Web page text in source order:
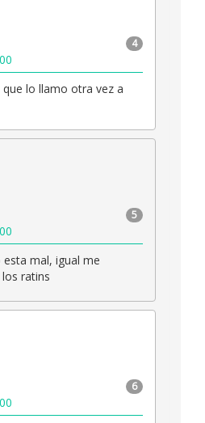
4
lo llamo otra vez a
5
mal, igual me
ratins
6